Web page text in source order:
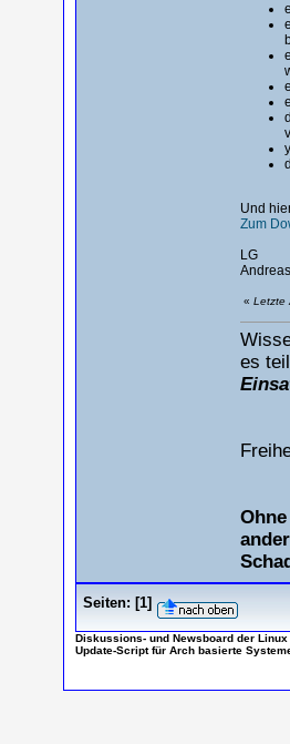
Und
Zum
LG
Andreas
« Letzte
es
Seiten: [1]
Diskussions- und Newsboard der
Update-Script für Arch basierte